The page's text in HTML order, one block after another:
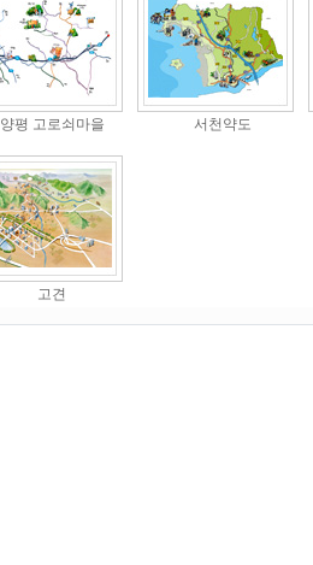
양평 고로쇠마을 서천약도
고견